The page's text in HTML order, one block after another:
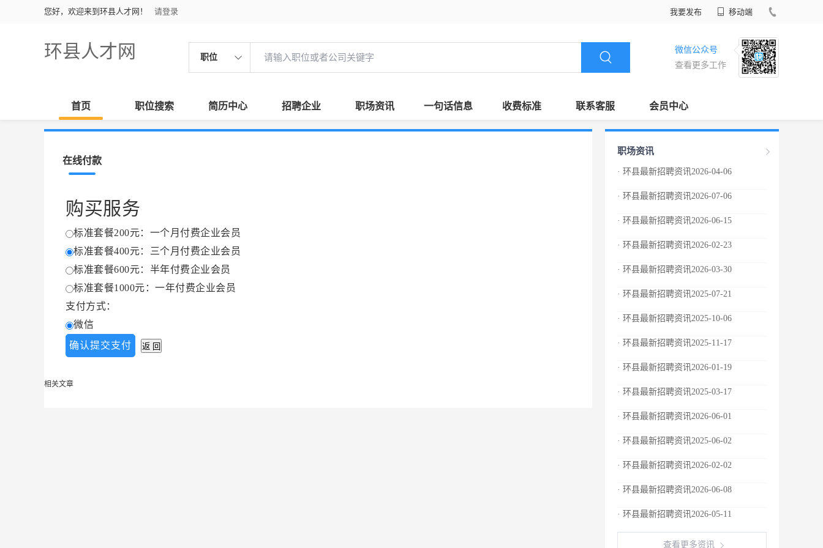
您好，欢迎来到环县人才网！ 请登录 我要发布 移动端
环县人才网 职位
微信公众号
查看更多工作
首页 职位搜索 简历中心 招聘企业 职场资讯 一句话信息 收费标准 联系客服 会员中心
在线付款
购买服务
标准套餐200元：一个月付费企业会员
标准套餐400元：三个月付费企业会员
标准套餐600元：半年付费企业会员
标准套餐1000元：一年付费企业会员
支付方式：
微信
相关文章
职场资讯
· 环县最新招聘资讯2026-04-06
· 环县最新招聘资讯2026-07-06
· 环县最新招聘资讯2026-06-15
· 环县最新招聘资讯2026-02-23
· 环县最新招聘资讯2026-03-30
· 环县最新招聘资讯2025-07-21
· 环县最新招聘资讯2025-10-06
· 环县最新招聘资讯2025-11-17
· 环县最新招聘资讯2026-01-19
· 环县最新招聘资讯2025-03-17
· 环县最新招聘资讯2026-06-01
· 环县最新招聘资讯2025-06-02
· 环县最新招聘资讯2026-02-02
· 环县最新招聘资讯2026-06-08
· 环县最新招聘资讯2026-05-11
查看更多资讯